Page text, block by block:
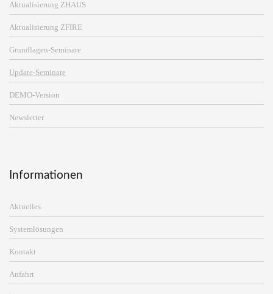
Aktualisierung ZHAUS
Aktualisierung ZFIRE
Grundlagen-Seminare
Update-Seminare
DEMO-Version
Newsletter
Informationen
Aktuelles
Systemlösungen
Kontakt
Anfahrt